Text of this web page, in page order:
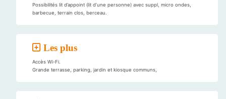
Possibilités lit d’appoint (lit d’une personne) avec suppl, micro ondes,
barbecue, terrain clos, berceau.
Les plus
Accès Wi-Fi.
Grande terrasse, parking, jardin et kiosque communs,